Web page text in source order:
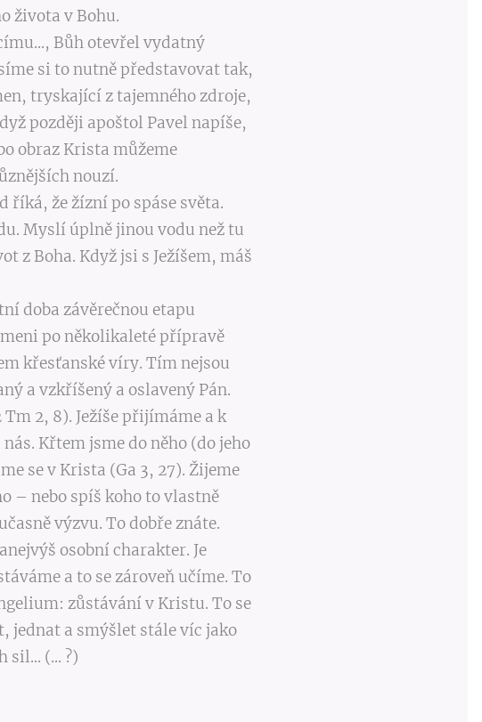
života v Bohu.
Bůh otevřel vydatný
si to nutně představovat tak,
tryskající z tajemného zdroje,
později apoštol Pavel napíše,
obraz Krista můžeme
nouzí.
říká, že žízní po spáse světa.
Myslí úplně jinou vodu než tu
z Boha. Když jsi s Ježíšem, máš
doba závěrečnou etapu
po několikaleté přípravě
křesťanské víry. Tím nejsou
a vzkříšený a oslavený Pán.
2, 8). Ježíše přijímáme a k
Křtem jsme do něho (do jeho
se v Krista (Ga 3, 27). Žijeme
– nebo spíš koho to vlastně
výzvu. To dobře znáte.
osobní charakter. Je
a to se zároveň učíme. To
zůstávání v Kristu. To se
jednat a smýšlet stále víc jako
sil... (... ?)